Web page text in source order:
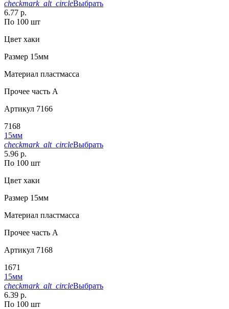
checkmark_alt_circleВыбрать
6.77 р.
По 100 шт
Цвет хаки
Размер 15мм
Материал пластмасса
Прочее часть A
Артикул 7166
7168
15мм
checkmark_alt_circleВыбрать
5.96 р.
По 100 шт
Цвет хаки
Размер 15мм
Материал пластмасса
Прочее часть A
Артикул 7168
1671
15мм
checkmark_alt_circleВыбрать
6.39 р.
По 100 шт